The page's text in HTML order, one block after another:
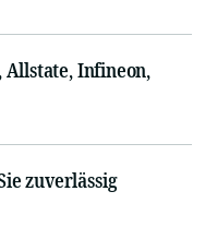
Allstate, Infineon,
zuverlässig